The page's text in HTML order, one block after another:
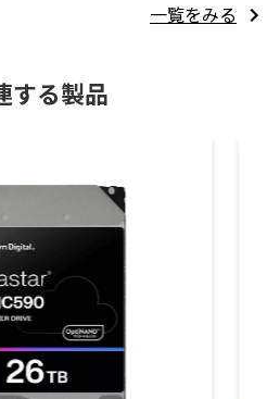
一覧をみる
する製品